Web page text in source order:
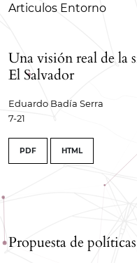
Articulos Entorno
Una visión real de la
El Salvador
Eduardo Badía Serra
7-21
PDF HTML
Propuesta de